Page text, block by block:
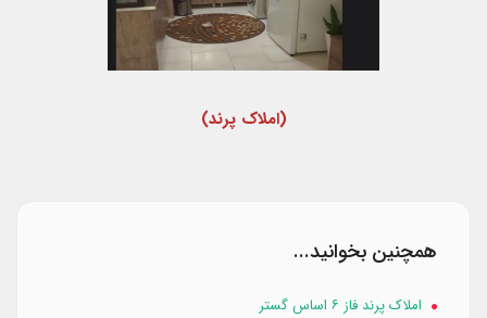
(املاک پرند)
همچنین بخوانید...
املاک پرند فاز ۶ اساس گستر